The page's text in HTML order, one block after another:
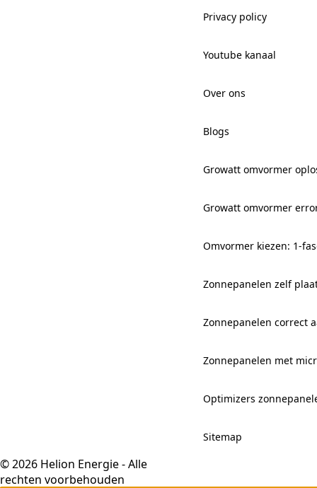
Privacy policy
Youtube kanaal
Over ons
Blogs
Growatt omvormer
Growatt omvormer
Omvormer kiezen: 1-
Zonnepanelen zelf
Zonnepanelen correct
Zonnepanelen met
Optimizers
Sitemap
© 2026 Helion Energie - Alle
rechten voorbehouden